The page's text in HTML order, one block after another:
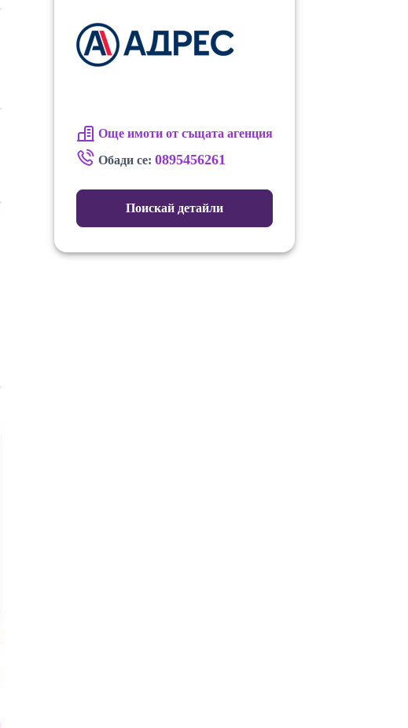
Още имоти от същата агенция
Обади се: 0895456261
Поискай детайли